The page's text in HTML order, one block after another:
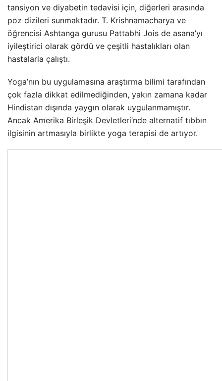
tansiyon ve diyabetin tedavisi için, diğerleri arasında
poz dizileri sunmaktadır. T. Krishnamacharya ve
öğrencisi Ashtanga gurusu Pattabhi Jois de asana’yı
iyileştirici olarak gördü ve çeşitli hastalıkları olan
hastalarla çalıştı.
Yoga’nın bu uygulamasına araştırma bilimi tarafından
çok fazla dikkat edilmediğinden, yakın zamana kadar
Hindistan dışında yaygın olarak uygulanmamıştır.
Ancak Amerika Birleşik Devletleri’nde alternatif tıbbın
ilgisinin artmasıyla birlikte yoga terapisi de artıyor.